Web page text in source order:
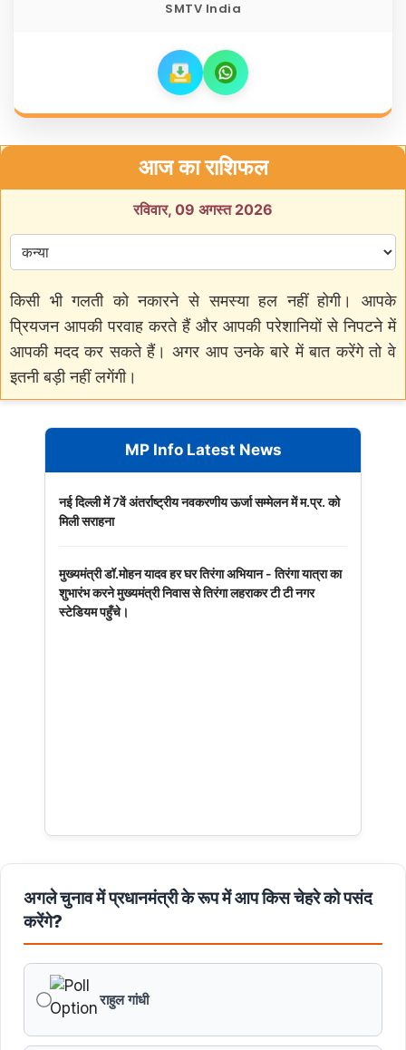
SMTV India
आज का राशिफल
रविवार, 09 अगस्त 2026
किसी भी गलती को नकारने से समस्या हल नहीं होगी। आपके
प्रियजन आपकी परवाह करते हैं और आपकी परेशानियों से निपटने में
आपकी मदद कर सकते हैं। अगर आप उनके बारे में बात करेंगे तो वे
इतनी बड़ी नहीं लगेंगी।
MP Info Latest News
नई दिल्ली में 7वें अंतर्राष्ट्रीय नवकरणीय ऊर्जा सम्मेलन में म.प्र. को
मिली सराहना
मुख्यमंत्री डॉ.मोहन यादव हर घर तिरंगा अभियान - तिरंगा यात्रा का
शुभारंभ करने मुख्यमंत्री निवास से तिरंगा लहराकर टी टी नगर
स्टेडियम पहुँचे।
अगले चुनाव में प्रधानमंत्री के रूप में आप किस चेहरे को पसंद
करेंगे?
राहुल गांधी